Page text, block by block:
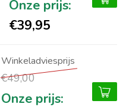
€39,95
€49,00